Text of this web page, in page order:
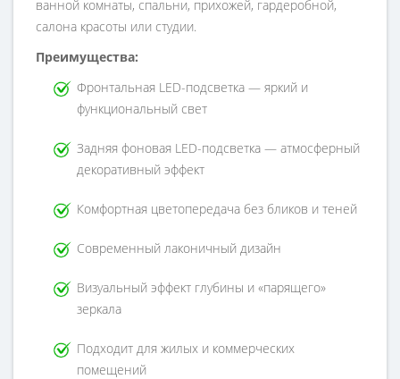
ванной комнаты, спальни, прихожей, гардеробной,
салона красоты или студии.
Преимущества:
Фронтальная LED-подсветка — яркий и
функциональный свет
Задняя фоновая LED-подсветка — атмосферный
декоративный эффект
Комфортная цветопередача без бликов и теней
Современный лаконичный дизайн
Визуальный эффект глубины и «парящего»
зеркала
Подходит для жилых и коммерческих
помещений